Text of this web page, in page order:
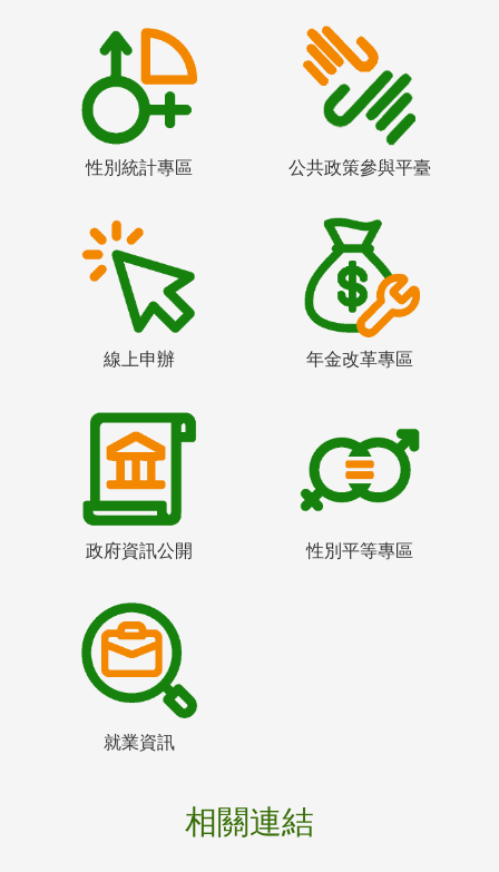
性別統計專區 公共政策參與平臺
線上申辦 年金改革專區
政府資訊公開 性別平等專區
就業資訊
相關連結